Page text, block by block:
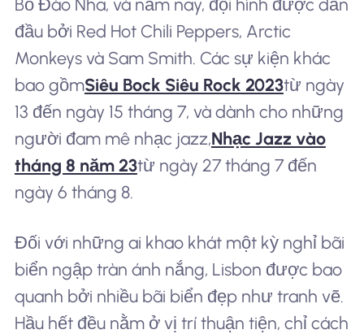
Bồ Đào Nha, và năm nay, đội hình được dẫn
đầu bởi Red Hot Chili Peppers, Arctic
Monkeys và Sam Smith. Các sự kiện khác
bao gồmSiêu Bock Siêu Rock 2023từ ngày
13 đến ngày 15 tháng 7, và dành cho những
người đam mê nhạc jazz,Nhạc Jazz vào
tháng 8 năm 23từ ngày 27 tháng 7 đến
ngày 6 tháng 8.
Đối với những ai khao khát một kỳ nghỉ bãi
biển ngập tràn ánh nắng, Lisbon được bao
quanh bởi nhiều bãi biển đẹp như tranh vẽ.
Hầu hết đều nằm ở vị trí thuận tiện, chỉ cách